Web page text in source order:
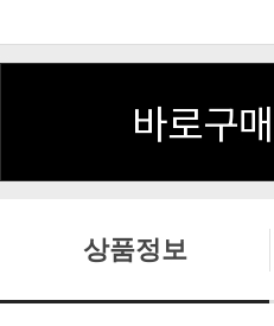
바로구매
상품정보